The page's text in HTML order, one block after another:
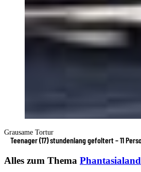
Grausame Tortur
Teenager (17) stundenlang gefoltert – 11
Alles zum Thema Phantasialand